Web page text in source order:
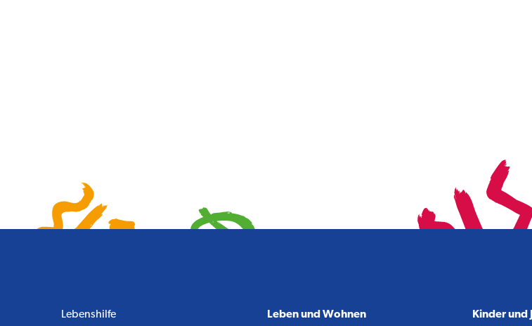
Lebenshilfe
Leben und Wohnen
Kinder und